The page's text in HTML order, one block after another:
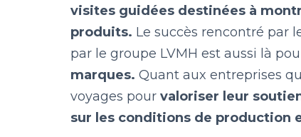
visites guidées destinées à
produits. Le succès rencontré par
par le groupe LVMH est aussi là
marques. Quant aux entreprises
voyages pour valoriser leur
sur les conditions de production